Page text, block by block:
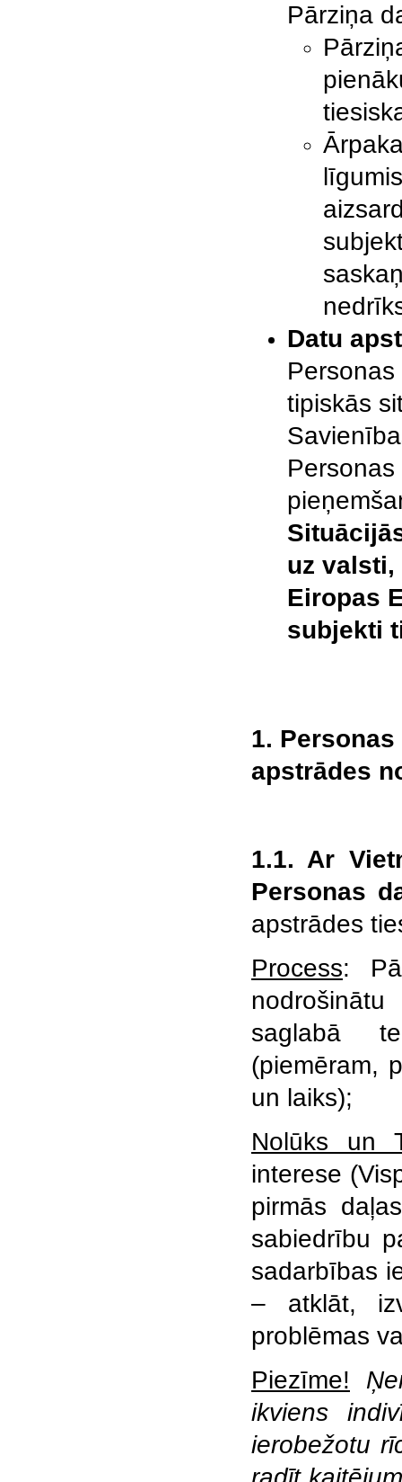
Pārziņa
Datu
tipiskās
uz valsti,
Eiropas
subjekti
1.
apstrādes
1.1. Ar
Personas
apstrādes
Process:
saglabā
(piemēram,
un laiks);
Nolūks un
interese
pirmās
sabiedrību
sadarbības
– atklāt,
problēmas
Piezīme!
ikviens
ierobežotu